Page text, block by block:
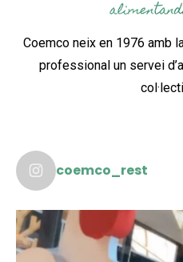
Coemco neix en 1976 amb
professional un servei
coemco_rest